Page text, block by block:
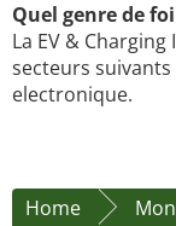
Quel genre de
La EV &
secteurs
electronique.
Home